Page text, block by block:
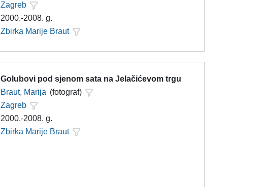
Zagreb
2000.-2008. g.
Zbirka Marije Braut
Golubovi pod sjenom sata na Jelačićevom trgu
Braut, Marija (fotograf)
Zagreb
2000.-2008. g.
Zbirka Marije Braut